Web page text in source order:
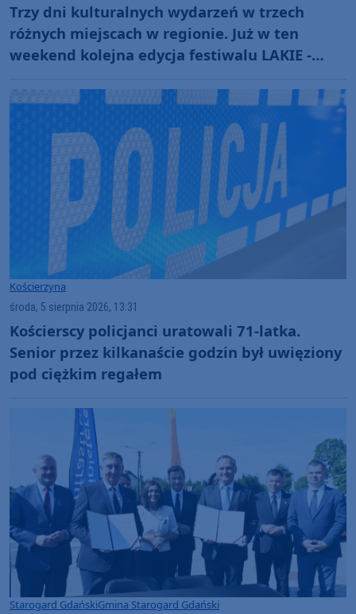
Trzy dni kulturalnych wydarzeń w trzech
różnych miejscach w regionie. Już w ten
weekend kolejna edycja festiwalu LAKIE -
Kościerzyna
środa, 5 sierpnia 2026, 13:31
Kościerscy policjanci uratowali 71-latka.
Senior przez kilkanaście godzin był uwięziony
pod ciężkim regałem
Starogard GdańskiGmina Starogard Gdański